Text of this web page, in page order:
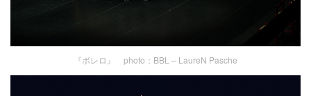
『ボレロ』 photo：BBL – LaureN Pasche